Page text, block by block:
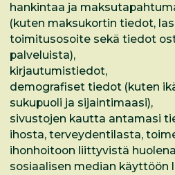
hankintaa ja
(kuten maksukortin tiedot,
toimitusosoite sekä tiedot
palveluista),
kirjautumistiedot,
demografiset tiedot (kuten
sukupuoli ja sijaintimaasi),
sivustojen kautta antamasi
ihosta, terveydentilasta,
ihonhoitoon liittyvistä
sosiaalisen median